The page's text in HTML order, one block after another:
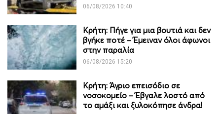
06/08/2026 10:40
Κρήτη: Πήγε για μια βουτιά και δεν
βγήκε ποτέ – Έμειναν όλοι άφωνοι
στην παραλία
06/08/2026 15:20
Κρήτη: Άγριο επεισόδιο σε
νοσοκομείο – Έβγαλε λοστό από
το αμάξι και ξυλοκόπησε άνδρα!